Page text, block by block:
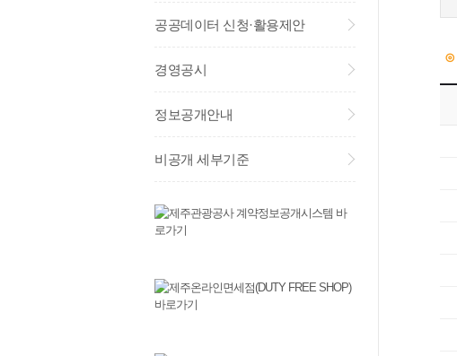
공공데이터 신청·활용제안
경영공시
정보공개안내
비공개 세부기준
⊙